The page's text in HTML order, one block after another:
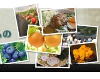
木のうんまい